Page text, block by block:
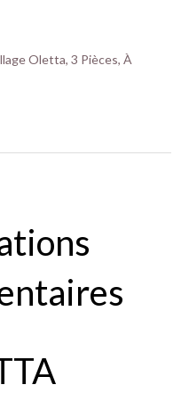
Oletta, 3 Pièces, À